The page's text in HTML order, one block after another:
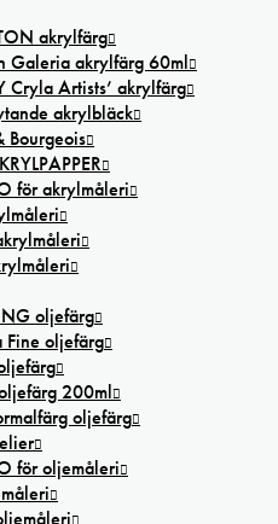
akrylfärg
Galeria akrylfärg 60ml
Cryla Artists’ akrylfärg
akrylbläck
Bourgeois
för akrylmåleri
oljefärg
Fine oljefärg
200ml
oljefärg
för oljemåleri